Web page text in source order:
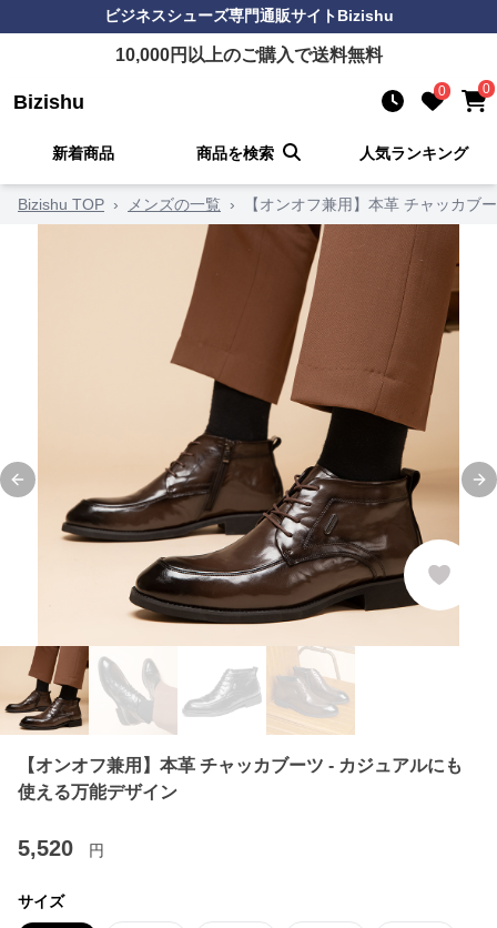
ビジネスシューズ専門通販サイトBizishu
10,000円以上のご購入で送料無料
Bizishu 0 0
新着商品 商品を検索 人気ランキング
Bizishu TOP › メンズの一覧 › 【オンオフ兼用】本革 チャッカブ
Previous slide
【オンオフ兼用】本革 チャッカブーツ - カジュアルにも
使える万能デザイン
5,520 円
サイズ